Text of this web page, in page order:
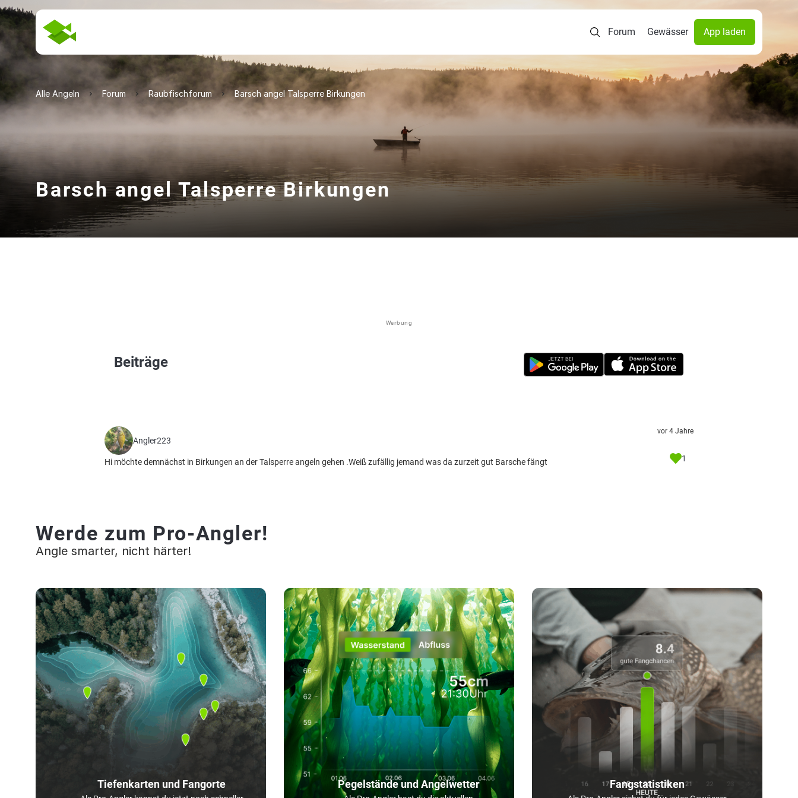
Forum Gewässer App laden
Alle Angeln Forum Raubfischforum Barsch angel Talsperre Birkungen
Barsch angel Talsperre Birkungen
Werbung
Beiträge
Angler223
Hi möchte demnächst in Birkungen an der Talsperre angeln gehen .Weiß zufällig jemand was da zurzeit gut Barsche fängt
vor 4 Jahre
1
Werde zum Pro-Angler!
Angle smarter, nicht härter!
Tiefenkarten und Fangorte Pegelstände und Angelwetter Fangstatistiken